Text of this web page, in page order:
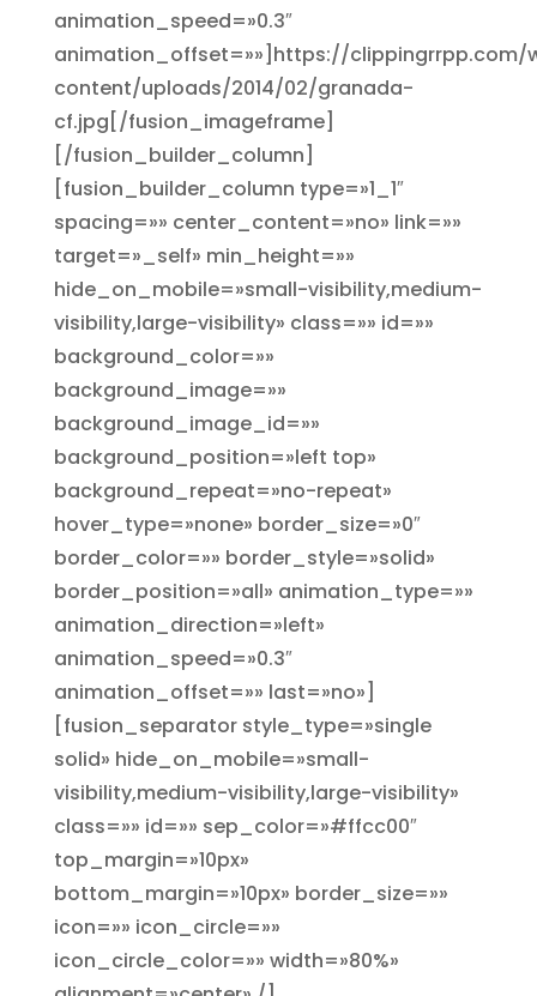
animation_speed=»0.3″
animation_offset=»»]https://clippingrrpp.com/
content/uploads/2014/02/granada-
cf.jpg[/fusion_imageframe]
[/fusion_builder_column]
[fusion_builder_column type=»1_1″
spacing=»» center_content=»no» link=»»
target=»_self» min_height=»»
hide_on_mobile=»small-visibility,medium-
visibility,large-visibility» class=»» id=»»
background_color=»»
background_image=»»
background_image_id=»»
background_position=»left top»
background_repeat=»no-repeat»
hover_type=»none» border_size=»0″
border_color=»» border_style=»solid»
border_position=»all» animation_type=»»
animation_direction=»left»
animation_speed=»0.3″
animation_offset=»» last=»no»]
[fusion_separator style_type=»single
solid» hide_on_mobile=»small-
visibility,medium-visibility,large-visibility»
class=»» id=»» sep_color=»#ffcc00″
top_margin=»10px»
bottom_margin=»10px» border_size=»»
icon=»» icon_circle=»»
icon_circle_color=»» width=»80%»